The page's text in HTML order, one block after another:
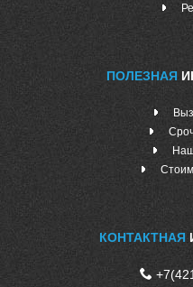
ПОЛЕЗНАЯ
КОНТАКТНАЯ